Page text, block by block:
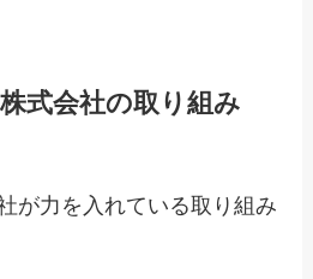
式会社の取り組み
が力を入れている取り組み